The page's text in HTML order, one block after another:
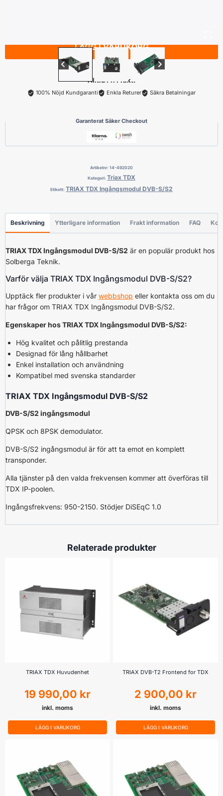
S/S2
mängd
LÄGG I VARUKORG
Alltid Fri Frakt!
100% Nöjd Kundgaranti Enkla Returer Säkra Betalningar
Garanterat Säker Checkout
Artikelnr: 14-492020
Kategori: Triax TDX
Etikett: TRIAX TDX Ingångsmodul DVB-S/S2
Beskrivning Ytterligare information Frakt information FAQ
TRIAX TDX Ingångsmodul DVB-S/S2 är en populär produkt hos
Solberga Teknik.
Varför välja TRIAX TDX Ingångsmodul DVB-S/S2?
Upptäck fler produkter i vår webbshop eller kontakta oss om du
har frågor om TRIAX TDX Ingångsmodul DVB-S/S2.
Egenskaper hos TRIAX TDX Ingångsmodul DVB-S/S2:
Hög kvalitet och pålitlig prestanda
Designad för lång hållbarhet
Enkel installation och användning
Kompatibel med svenska standarder
TRIAX TDX Ingångsmodul DVB-S/S2
DVB-S/S2 ingångsmodul
QPSK och 8PSK demodulator.
DVB-S/S2 ingångsmodul är för att ta emot en komplett
transponder.
Alla tjänster på den valda frekvensen kommer att överföras till
TDX IP-poolen.
Ingångsfrekvens: 950-2150. Stödjer DiSEqC 1.0
Relaterade produkter
TRIAX TDX Huvudenhet
19 990,00 kr
inkl. moms
LÄGG I VARUKORG
TRIAX DVB-T2 Frontend for TDX
2 900,00 kr
inkl. moms
LÄGG I VARUKORG